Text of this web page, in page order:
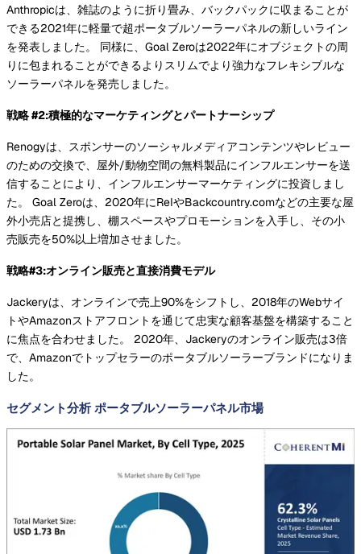
Anthropicは、雑誌のように折り畳み、バックパックに収まることが
できる2021年に軽量で超ポータブルソーラーパネルの新しいライン
を発表しました。 同様に、Goal Zeroは2022年にオブジェクトの周
りに包まれることができるよりスリムでより強力なフレキシブルな
ソーラーパネルを発売しました。
戦略 #2:積極的なマーケティングとパートナーシップ
Renogyは、スポンサーのソーシャルメディアコンテンツやレビュー
のための交換で、屋外/動物空間の無料製品にインフルエンサーを送
信することにより、インフルエンサーマーケティングに投資しまし
た。 Goal Zeroは、2020年にReIやBackcountry.comなどの主要な屋
外小売店と提携し、棚スペースやプロモーションを入手し、その小
売販売を50%以上増加させました。
戦略#3:オンライン販売と直接消費モデル
Jackeryは、オンラインで売上90%をシフトし、2018年のWebサイ
トやAmazonストアフロントを通じて忠実な顧客基盤を構築すること
に焦点を合わせました。 2020年、Jackeryのオンライン販売は3倍
で、Amazonでトップセラーのポータブルソーラーブランドになりま
した。
セグメント分析 ポータブルソーラーパネル市場